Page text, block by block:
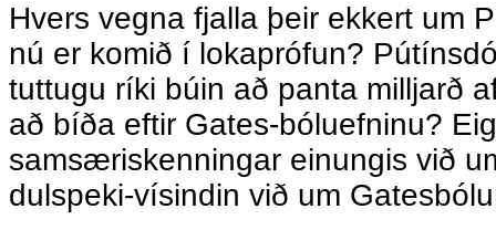
Hvers vegna fjalla þeir ekkert um
nú er komið í lokaprófun?
tuttugu ríki búin að panta milljarð
að bíða eftir Gates-bóluefninu?
samsæriskenningar einungis við
dulspeki-vísindin við um